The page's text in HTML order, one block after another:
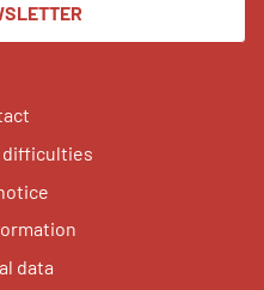
difficulties
data